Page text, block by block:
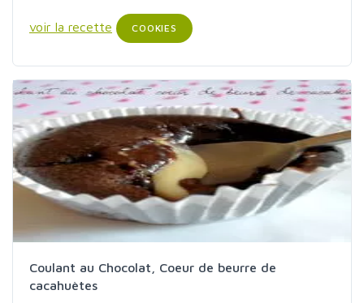
voir la recette COOKIES
Coulant au Chocolat, Coeur de beurre de
cacahuètes